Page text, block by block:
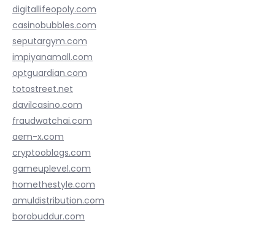
digitallifeopoly.com
casinobubbles.com
seputargym.com
impiyanamall.com
optguardian.com
totostreet.net
davilcasino.com
fraudwatchai.com
aem-x.com
cryptooblogs.com
gameuplevel.com
homethestyle.com
amuldistribution.com
borobuddur.com